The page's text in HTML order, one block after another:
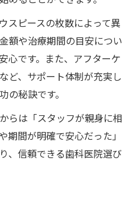
スピースの枚数によって異
額や治療期間の目安につい
心です。また、アフターケ
ど、サポート体制が充実し
の秘訣です。
らは「スタッフが親身に相
期間が明確で安心だった」
、信頼できる歯科医院選び